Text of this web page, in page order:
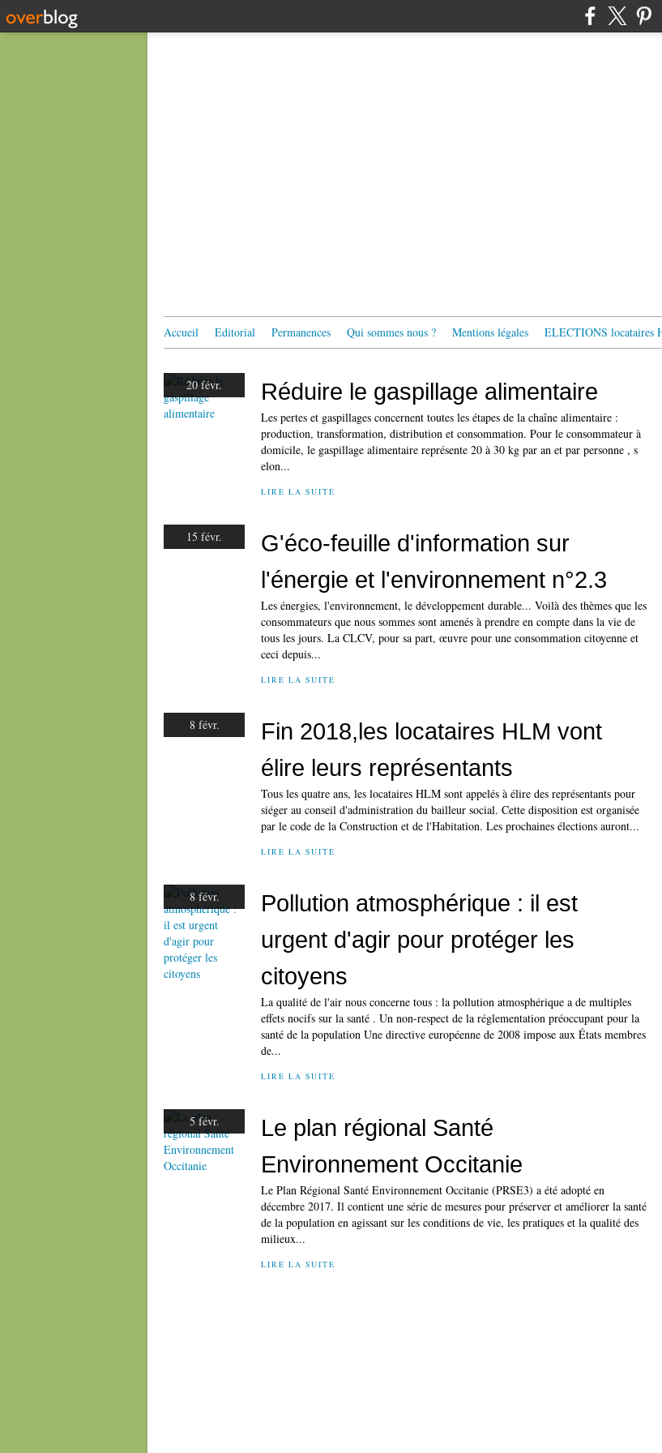
Accueil Editorial Permanences Qui sommes nous ? Mentions légales ELECTIONS locataires
20 févr. Réduire le gaspillage alimentaire
Les pertes et gaspillages concernent toutes les étapes de la chaîne alimentaire :
production, transformation, distribution et consommation. Pour le consommateur à
domicile, le gaspillage alimentaire représente 20 à 30 kg par an et par personne , s
elon...
LIRE LA SUITE
15 févr.
G'éco-feuille d'information sur
l'énergie et l'environnement n°2.3
Les énergies, l'environnement, le développement durable... Voilà des thèmes que les
consommateurs que nous sommes sont amenés à prendre en compte dans la vie de
tous les jours. La CLCV, pour sa part, œuvre pour une consommation citoyenne et
ceci depuis...
LIRE LA SUITE
8 févr.
Fin 2018,les locataires HLM vont
élire leurs représentants
Tous les quatre ans, les locataires HLM sont appelés à élire des représentants pour
siéger au conseil d'administration du bailleur social. Cette disposition est organisée
par le code de la Construction et de l'Habitation. Les prochaines élections auront...
LIRE LA SUITE
8 févr.
Pollution atmosphérique : il est
urgent d'agir pour protéger les
citoyens
La qualité de l'air nous concerne tous : la pollution atmosphérique a de multiples
effets nocifs sur la santé . Un non-respect de la réglementation préoccupant pour la
santé de la population Une directive européenne de 2008 impose aux États membres
de...
LIRE LA SUITE
5 févr.
Le plan régional Santé
Environnement Occitanie
Le Plan Régional Santé Environnement Occitanie (PRSE3) a été adopté en
décembre 2017. Il contient une série de mesures pour préserver et améliorer la santé
de la population en agissant sur les conditions de vie, les pratiques et la qualité des
milieux...
LIRE LA SUITE